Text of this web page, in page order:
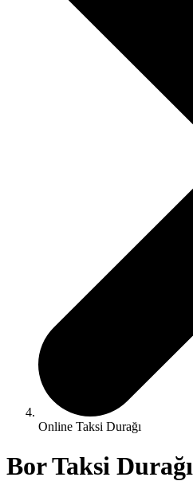
Online Taksi Durağı
Bor Taksi Durağı